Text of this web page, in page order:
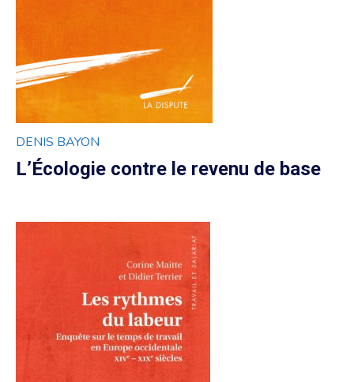
DENIS BAYON
L’Écologie contre le revenu de base